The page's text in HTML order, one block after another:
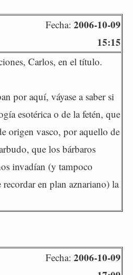
Fecha: 2006-10-09
15:15
Carlos, en el título.
por aquí, váyase a saber si
esotérica o de la fetén, que
origen vasco, por aquello de
que los bárbaros
invadían (y tampoco
en plan aznariano) la
Fecha: 2006-10-09